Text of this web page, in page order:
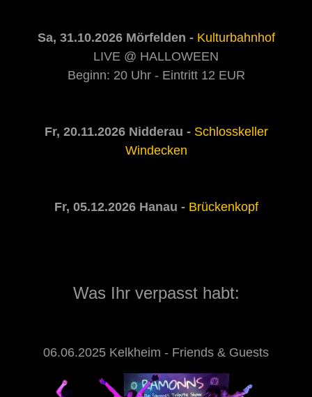
Sa, 31.10.2026 Mörfelden - Kulturbahnhof
LIVE @ HALLOWEEN
Beginn: 20 Uhr - Eintritt 12 EUR
Fr, 20.11.2026 Nidderau - Schlosskeller
Windecken
Fr, 05.12.2026 Hanau - Brückenkopf
Was Ihr verpasst habt:
06.06.2025 Kelkheim - Friends & Guests